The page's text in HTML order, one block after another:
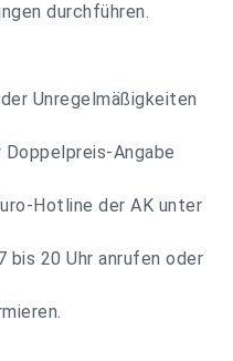
durchführen.
Unregelmäßigkeiten
Doppelpreis-Angabe
Hotline der AK unter
bis 20 Uhr anrufen oder